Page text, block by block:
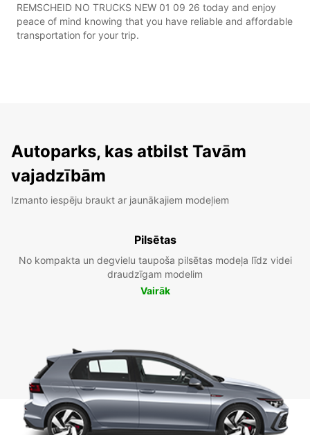
REMSCHEID NO TRUCKS NEW 01 09 26 today and enjoy
peace of mind knowing that you have reliable and affordable
transportation for your trip.
Autoparks, kas atbilst Tavām
vajadzībām
Izmanto iespēju braukt ar jaunākajiem modeļiem
Pilsētas
No kompakta un degvielu taupoša pilsētas modeļa līdz videi
draudzīgam modelim
Vairāk